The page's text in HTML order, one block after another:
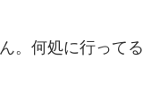
。何処に行ってる